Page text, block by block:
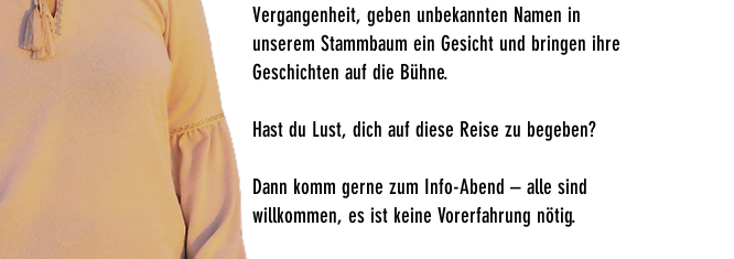
Vergangenheit, geben unbekannten Namen in
unserem Stammbaum ein Gesicht und bringen ihre
Geschichten auf die Bühne.
Hast du Lust, dich auf diese Reise zu begeben?
Dann komm gerne zum Info-Abend – alle sind
willkommen, es ist keine Vorerfahrung nötig.